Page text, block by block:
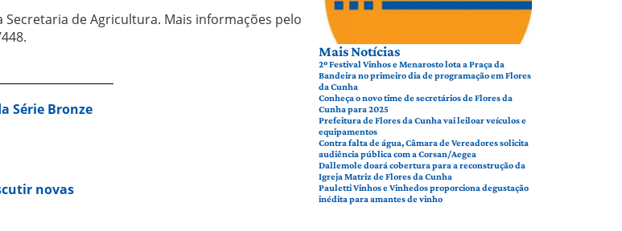
de Agricultura. Mais informações pelo
Série Bronze
novas
Mais Notícias
2º Festival Vinhos e Menarosto lota a Praça da
Bandeira no primeiro dia de programação em Flores
da Cunha
Conheça o novo time de secretários de Flores da
Cunha para 2025
Prefeitura de Flores da Cunha vai leiloar veículos e
equipamentos
Contra falta de água, Câmara de Vereadores solicita
audiência pública com a Corsan/Aegea
Dallemole doará cobertura para a reconstrução da
Igreja Matriz de Flores da Cunha
Pauletti Vinhos e Vinhedos proporciona degustação
inédita para amantes de vinho